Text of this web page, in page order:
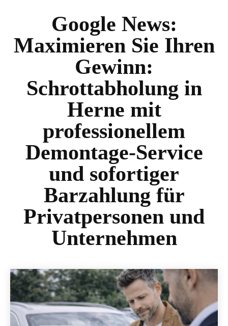
Google News:
Maximieren Sie Ihren
Gewinn:
Schrottabholung in
Herne mit
professionellem
Demontage-Service
und sofortiger
Barzahlung für
Privatpersonen und
Unternehmen